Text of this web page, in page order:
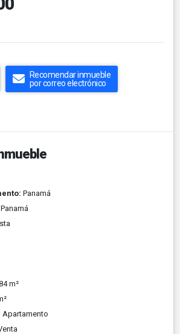
Recomendar inmueble
por correo electrónico
Panamá
m²
Apartamento